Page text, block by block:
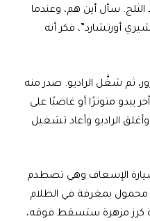
الثلج. سأل أين هم، وعندما
أورتشارد”، فكر أنه
ثم شغَّل الراديو. صدر منه
متوترًا أو غاضبًا على
الراديو وأعاد تشغيل
الإسعاف وهي تصطدم
بمغرفة في الظلام
كرز مزهرة ستسقط فوقه،